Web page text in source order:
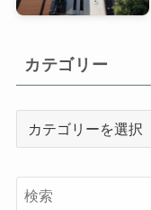
カテゴリー
リ